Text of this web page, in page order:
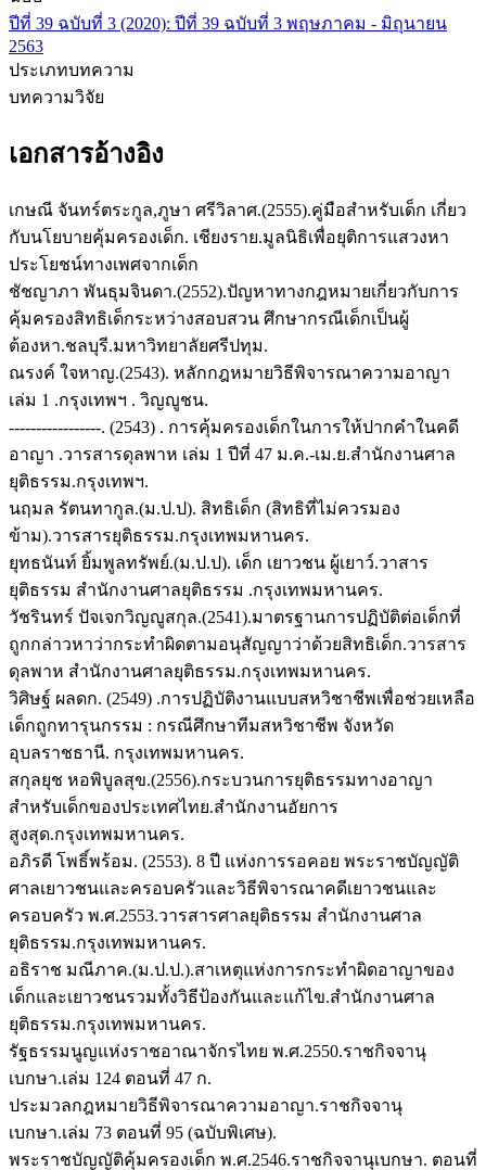
ปีที่ 39 ฉบับที่ 3 (2020): ปีที่ 39 ฉบับที่ 3 พฤษภาคม - มิถุนายน
2563
ประเภทบทความ
บทความวิจัย
เอกสารอ้างอิง
เกษณี จันทร์ตระกูล,ภูษา ศรีวิลาศ.(2555).คู่มือสำหรับเด็ก เกี่ยว
กับนโยบายคุ้มครองเด็ก. เชียงราย.มูลนิธิเพื่อยุติการแสวงหา
ประโยชน์ทางเพศจากเด็ก
ชัชญาภา พันธุมจินดา.(2552).ปัญหาทางกฎหมายเกี่ยวกับการ
คุ้มครองสิทธิเด็กระหว่างสอบสวน ศึกษากรณีเด็กเป็นผู้
ต้องหา.ชลบุรี.มหาวิทยาลัยศรีปทุม.
ณรงค์ ใจหาญ.(2543). หลักกฎหมายวิธีพิจารณาความอาญา
เล่ม 1 .กรุงเทพฯ . วิญญูชน.
-----------------. (2543) . การคุ้มครองเด็กในการให้ปากคำในคดี
อาญา .วารสารดุลพาห เล่ม 1 ปีที่ 47 ม.ค.-เม.ย.สำนักงานศาล
ยุติธรรม.กรุงเทพฯ.
นฤมล รัตนทากูล.(ม.ป.ป). สิทธิเด็ก (สิทธิที่ไม่ควรมอง
ข้าม).วารสารยุติธรรม.กรุงเทพมหานคร.
ยุทธนันท์ ยิ้มพูลทรัพย์.(ม.ป.ป). เด็ก เยาวชน ผู้เยาว์.วาสาร
ยุติธรรม สำนักงานศาลยุติธรรม .กรุงเทพมหานคร.
วัชรินทร์ ปัจเจกวิญญูสกุล.(2541).มาตรฐานการปฏิบัติต่อเด็กที่
ถูกกล่าวหาว่ากระทำผิดตามอนุสัญญาว่าด้วยสิทธิเด็ก.วารสาร
ดุลพาห สำนักงานศาลยุติธรรม.กรุงเทพมหานคร.
วิศิษฐ์ ผลดก. (2549) .การปฏิบัติงานแบบสหวิชาชีพเพื่อช่วยเหลือ
เด็กถูกทารุนกรรม : กรณีศึกษาทีมสหวิชาชีพ จังหวัด
อุบลราชธานี. กรุงเทพมหานคร.
สกุลยุช หอพิบูลสุข.(2556).กระบวนการยุติธรรมทางอาญา
สำหรับเด็กของประเทศไทย.สำนักงานอัยการ
สูงสุด.กรุงเทพมหานคร.
อภิรดี โพธิ์พร้อม. (2553). 8 ปี แห่งการรอคอย พระราชบัญญัติ
ศาลเยาวชนและครอบครัวและวิธีพิจารณาคดีเยาวชนและ
ครอบครัว พ.ศ.2553.วารสารศาลยุติธรรม สำนักงานศาล
ยุติธรรม.กรุงเทพมหานคร.
อธิราช มณีภาค.(ม.ป.ป.).สาเหตุแห่งการกระทำผิดอาญาของ
เด็กและเยาวชนรวมทั้งวิธีป้องกันและแก้ไข.สำนักงานศาล
ยุติธรรม.กรุงเทพมหานคร.
รัฐธรรมนูญแห่งราชอาณาจักรไทย พ.ศ.2550.ราชกิจจานุ
เบกษา.เล่ม 124 ตอนที่ 47 ก.
ประมวลกฎหมายวิธีพิจารณาความอาญา.ราชกิจจานุ
เบกษา.เล่ม 73 ตอนที่ 95 (ฉบับพิเศษ).
พระราชบัญญัติคุ้มครองเด็ก พ.ศ.2546.ราชกิจจานุเบกษา. ตอนที่